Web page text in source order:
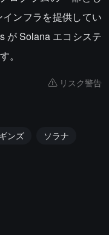
ンフラを提供してい
が Solana エコシステ
。
リスク警告
ンズ
ソラナ